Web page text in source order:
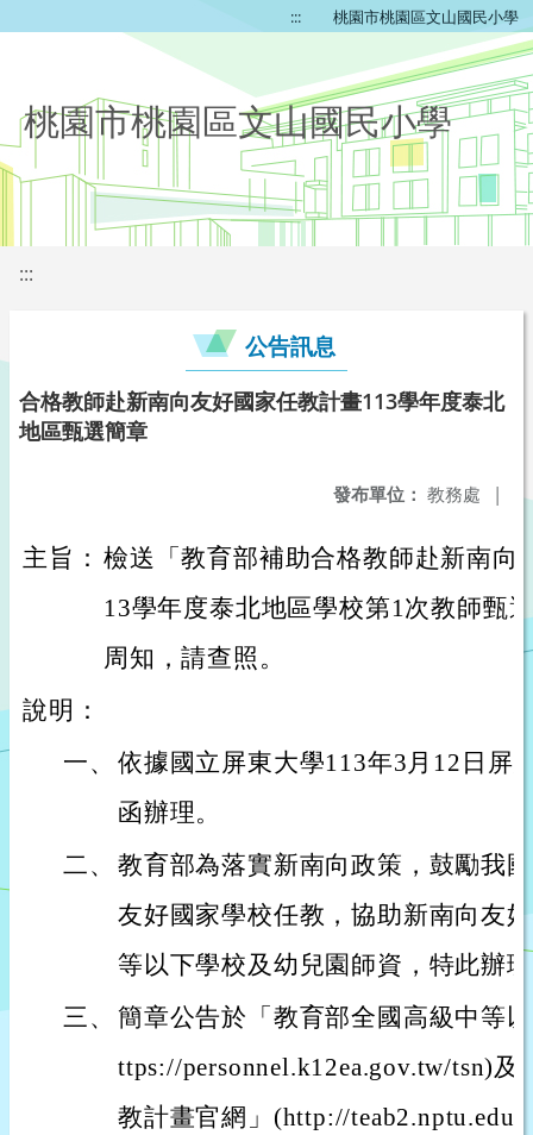
::: 桃園市桃園區文山國民小學
桃園市桃園區文山國民小學
:::
公告訊息
合格教師赴新南向友好國家任教計畫113學年度泰北
地區甄選簡章
發布單位： 教務處 |
主旨： 檢送「教育部補助合格教師赴新南向
13學年度泰北地區學校第1次教師甄
周知，請查照。
說明：
一、 依據國立屏東大學113年3月12日屏
函辦理。
二、 教育部為落實新南向政策，鼓勵我
友好國家學校任教，協助新南向友
等以下學校及幼兒園師資，特此辦
三、 簡章公告於「教育部全國高級中等
ttps://personnel.k12ea.gov.tw/tsn)
教計畫官網」(http://